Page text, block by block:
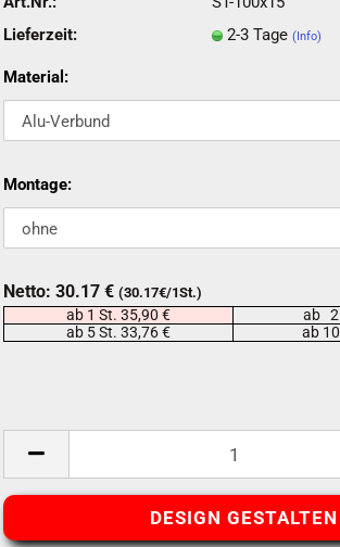
Lieferzeit:
2-3 Tage (Info)
Material:
Montage:
Netto: 30.17 € (30.17€/1St.)
ab 1 St. 35,90 €
ab 2
ab 5 St. 33,76 €
ab
DESIGN GESTALTEN